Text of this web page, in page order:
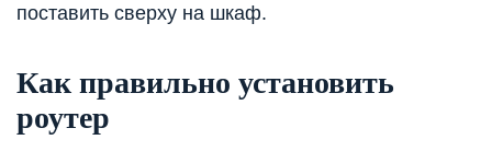
поставить сверху на шкаф.
Как правильно установить
роутер